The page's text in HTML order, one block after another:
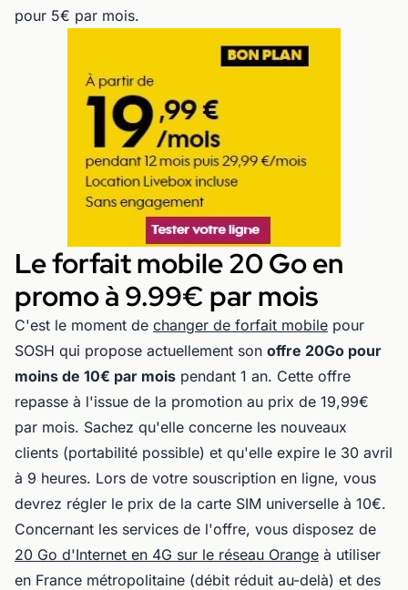
pour 5€ par mois.
Le forfait mobile 20 Go en
promo à 9.99€ par mois
C'est le moment de changer de forfait mobile pour
SOSH qui propose actuellement son offre 20Go pour
moins de 10€ par mois pendant 1 an. Cette offre
repasse à l'issue de la promotion au prix de 19,99€
par mois. Sachez qu'elle concerne les nouveaux
clients (portabilité possible) et qu'elle expire le 30 avril
à 9 heures. Lors de votre souscription en ligne, vous
devrez régler le prix de la carte SIM universelle à 10€.
Concernant les services de l'offre, vous disposez de
20 Go d'Internet en 4G sur le réseau Orange à utiliser
en France métropolitaine (débit réduit au-delà) et des